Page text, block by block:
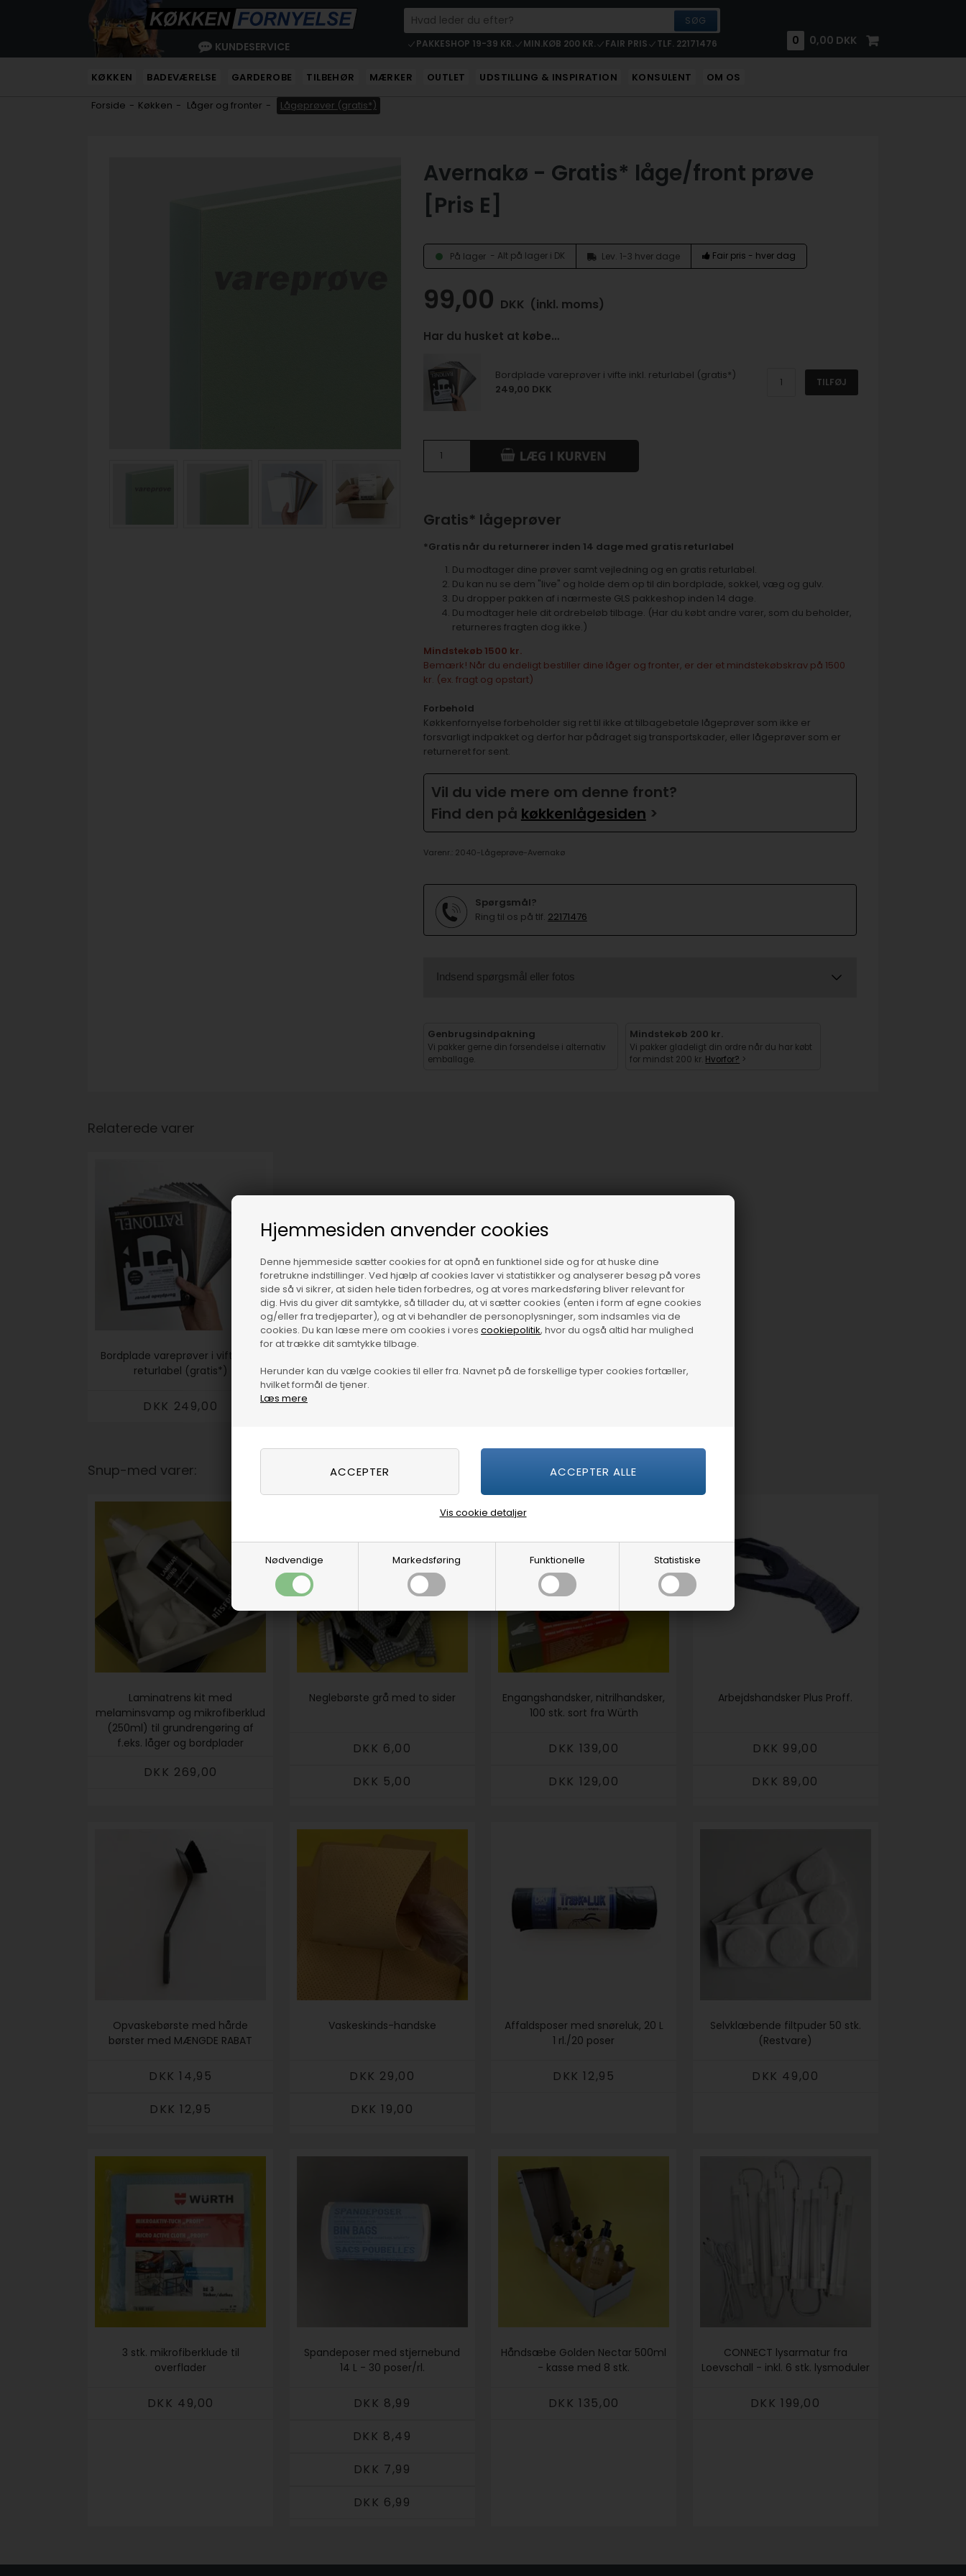
Hjemmesiden anvender cookies
Denne hjemmeside sætter cookies for at opnå en funktionel side og for at huske dine
foretrukne indstillinger. Ved hjælp af cookies laver vi statistikker og analyserer besøg på vores
side så vi sikrer, at siden hele tiden forbedres, og at vores markedsføring bliver relevant for
dig. Hvis du giver dit samtykke, så tillader du, at vi sætter cookies (enten i form af egne cookies
og/eller fra tredjeparter), og at vi behandler de personoplysninger, som indsamles via de
cookies. Du kan læse mere om cookies i vores cookiepolitik, hvor du også altid har mulighed
for at trække dit samtykke tilbage.
Herunder kan du vælge cookies til eller fra. Navnet på de forskellige typer cookies fortæller,
hvilket formål de tjener.
Læs mere
Nødvendige Markedsføring Funktionelle Statistiske
Vis cookie detaljer
PAKKESHOP 19-39 KR. MIN.KØB 200 KR. FAIR PRIS TLF. 22171476
KUNDESERVICE 0 0,00 DKK
KØKKEN BADEVÆRELSE GARDEROBE TILBEHØR MÆRKER OUTLET UDSTILLING & INSPIRATION KONSULENT OM OS
Forside - Køkken - Låger og fronter - Lågeprøver (gratis*)
Avernakø - Gratis* låge/front prøve
[Pris E]
På lager - Alt på lager i DK Lev. 1-3 hver dage Fair pris - hver dag
99,00 DKK (inkl. moms)
Har du husket at købe…
TILFØJ
Bordplade vareprøver i vifte inkl. returlabel (gratis*)
249,00 DKK
Gratis* lågeprøver
*Gratis når du returnerer inden 14 dage med gratis returlabel
Du modtager dine prøver samt vejledning og en gratis returlabel.
Du kan nu se dem "live" og holde dem op til din bordplade, sokkel, væg og gulv.
Du dropper pakken af i nærmeste GLS pakkeshop inden 14 dage.
Du modtager hele dit ordrebeløb tilbage. (Har du købt andre varer, som du beholder,
returneres fragten dog ikke.)
Mindstekøb 1500 kr.
Bemærk! Når du endeligt bestiller dine låger og fronter, er der et mindstekøbskrav på 1500
kr. (ex. fragt og opstart)
Forbehold
Køkkenfornyelse forbeholder sig ret til ikke at tilbagebetale lågeprøver som ikke er
forsvarligt indpakket og derfor har pådraget sig transportskader, eller lågeprøver som er
returneret for sent.
Vil du vide mere om denne front?
Find den på køkkenlågesiden >
Varenr.: 2040-Lågeprøve-Avernakø
Spørgsmål?
Ring til os på tlf. 22171476
Indsend spørgsmål eller fotos
Genbrugsindpakning
Vi pakker gerne din forsendelse i alternativ
emballage.
Mindstekøb 200 kr.
Vi pakker gladeligt din ordre når du har købt
for mindst 200 kr. Hvorfor? >
Relaterede varer
Bordplade vareprøver i vifte inkl.
returlabel (gratis*)
DKK 249,00
Snup-med varer:
Laminatrens kit med
melaminsvamp og mikrofiberklud
(250ml) til grundrengøring af
f.eks. låger og bordplader
DKK 269,00
Neglebørste grå med to sider
DKK 6,00
DKK 5,00
Engangshandsker, nitrilhandsker,
100 stk. sort fra Würth
DKK 139,00
DKK 129,00
Arbejdshandsker Plus Proff.
DKK 99,00
DKK 89,00
Opvaskebørste med hårde
børster med MÆNGDE RABAT
DKK 14,95
DKK 12,95
Vaskeskinds-handske
DKK 29,00
DKK 19,00
Affaldsposer med snøreluk, 20 L
1 rl./20 poser
DKK 12,95
Selvklæbende filtpuder 50 stk.
(Restvare)
DKK 49,00
3 stk. mikrofiberklude til
overflader
DKK 49,00
Spandeposer med stjernebund
14 L - 30 poser/rl.
DKK 8,99
DKK 8,49
DKK 7,99
DKK 6,99
Håndsæbe Golden Nectar 500ml
- kasse med 8 stk.
DKK 135,00
CONNECT lysarmatur fra
Loevschall - inkl. 6 stk. lysmoduler
DKK 199,00